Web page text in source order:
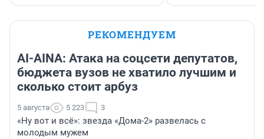
РЕКОМЕНДУЕМ
AI-AINA: Атака на соцсети депутатов,
бюджета вузов не хватило лучшим и
сколько стоит арбуз
5 августа 5 223 3
«Ну вот и всё»: звезда «Дома-2» развелась с
молодым мужем